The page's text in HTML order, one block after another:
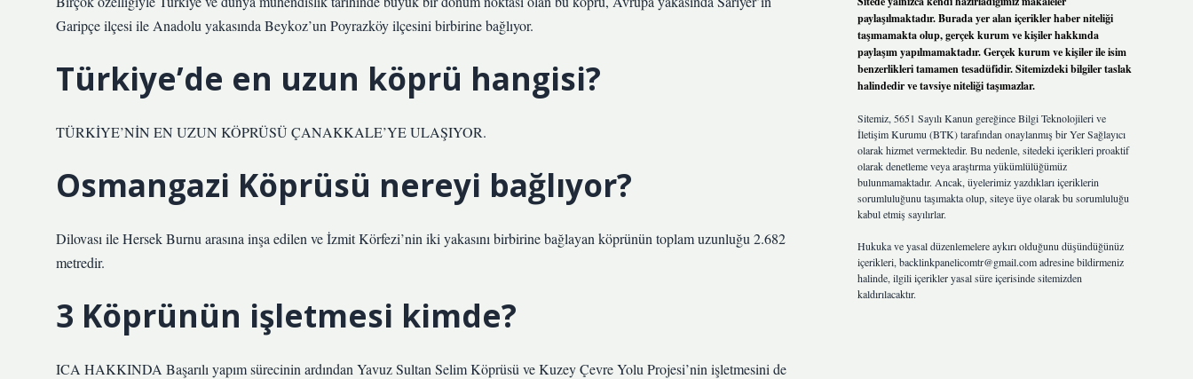
Garipçe ilçesi ile Anadolu yakasında Beykoz’un Poyrazköy ilçesini birbirine bağlıyor.
Türkiye’de en uzun köprü hangisi?
TÜRKİYE’NİN EN UZUN KÖPRÜSÜ ÇANAKKALE’YE ULAŞIYOR.
Osmangazi Köprüsü nereyi bağlıyor?
Dilovası ile Hersek Burnu arasına inşa edilen ve İzmit Körfezi’nin iki yakasını birbirine bağlayan köprünün toplam uzunluğu 2.682
metredir.
3 Köprünün işletmesi kimde?
ICA HAKKINDA Başarılı yapım sürecinin ardından Yavuz Sultan Selim Köprüsü ve Kuzey Çevre Yolu Projesi’nin işletmesini de
paylaşılmaktadır. Burada yer alan içerikler haber niteliği
taşımamakta olup, gerçek kurum ve kişiler hakkında
paylaşım yapılmamaktadır. Gerçek kurum ve kişiler ile isim
benzerlikleri tamamen tesadüfidir. Sitemizdeki bilgiler taslak
halindedir ve tavsiye niteliği taşımazlar.
Sitemiz, 5651 Sayılı Kanun gereğince Bilgi Teknolojileri ve
İletişim Kurumu (BTK) tarafından onaylanmış bir Yer Sağlayıcı
olarak hizmet vermektedir. Bu nedenle, sitedeki içerikleri proaktif
olarak denetleme veya araştırma yükümlülüğümüz
bulunmamaktadır. Ancak, üyelerimiz yazdıkları içeriklerin
sorumluluğunu taşımakta olup, siteye üye olarak bu sorumluluğu
kabul etmiş sayılırlar.
Hukuka ve yasal düzenlemelere aykırı olduğunu düşündüğünüz
içerikleri, backlinkpanelicomtr@gmail.comadresine bildirmeniz
halinde, ilgili içerikler yasal süre içerisinde sitemizden
kaldırılacaktır.